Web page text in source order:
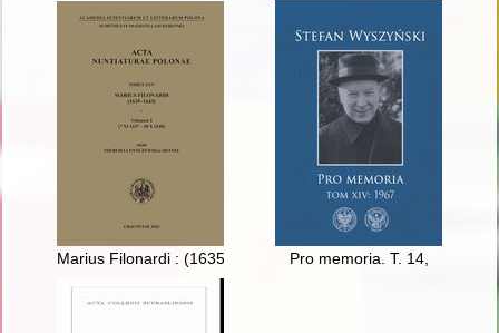
Marius Filonardi : (1635-1643). Vol. 3,Pro memoria. T. 14,